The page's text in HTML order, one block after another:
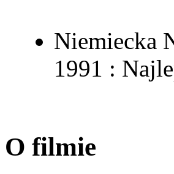
Niemiecka
1991 :
O filmie